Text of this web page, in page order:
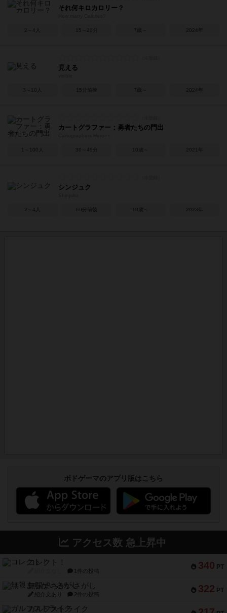
それ何キロカロリー？
2～4人 15～20分 7歳～ 2024年
見える
3～10人 15分前後 7歳～ 2024年
カートグラファー：勇者たちの門出
1～100人 30～45分 10歳～ 2021年
シンジュク
2～4人 60分前後 10歳～ 2023年
ボドゲーマのアプリ版はこちら
アクセス数 急上昇中
340 PT
コレクト！
1件の投稿
322 PT
無限まちがいさがし
紹介文あり 2件の投稿
ガルフストライク